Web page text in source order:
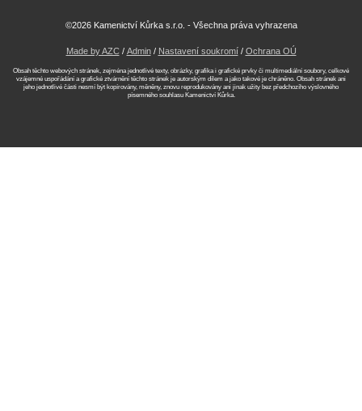
©2026 Kamenictví Kůrka s.r.o. - Všechna práva vyhrazena
Made by AZC/ Admin/ Nastavení soukromí/ Ochrana OÚ
Obsah těchto webových stránek, zejména jednotlivé texty, obrázky, grafika i grafické prvky či multimediální soubory, celkové
vzájemné uspořádání a grafické ztvárnění těchto stránek je autorským dílem a jako takové je chráněno. Obsah stránek ani
jeho jednotlivé části nesmí být kopírovány, měněny, znovu reprodukovány ani jinak užity bez předchozího výslovného
písemného souhlasu Kamenictví Kůrka.